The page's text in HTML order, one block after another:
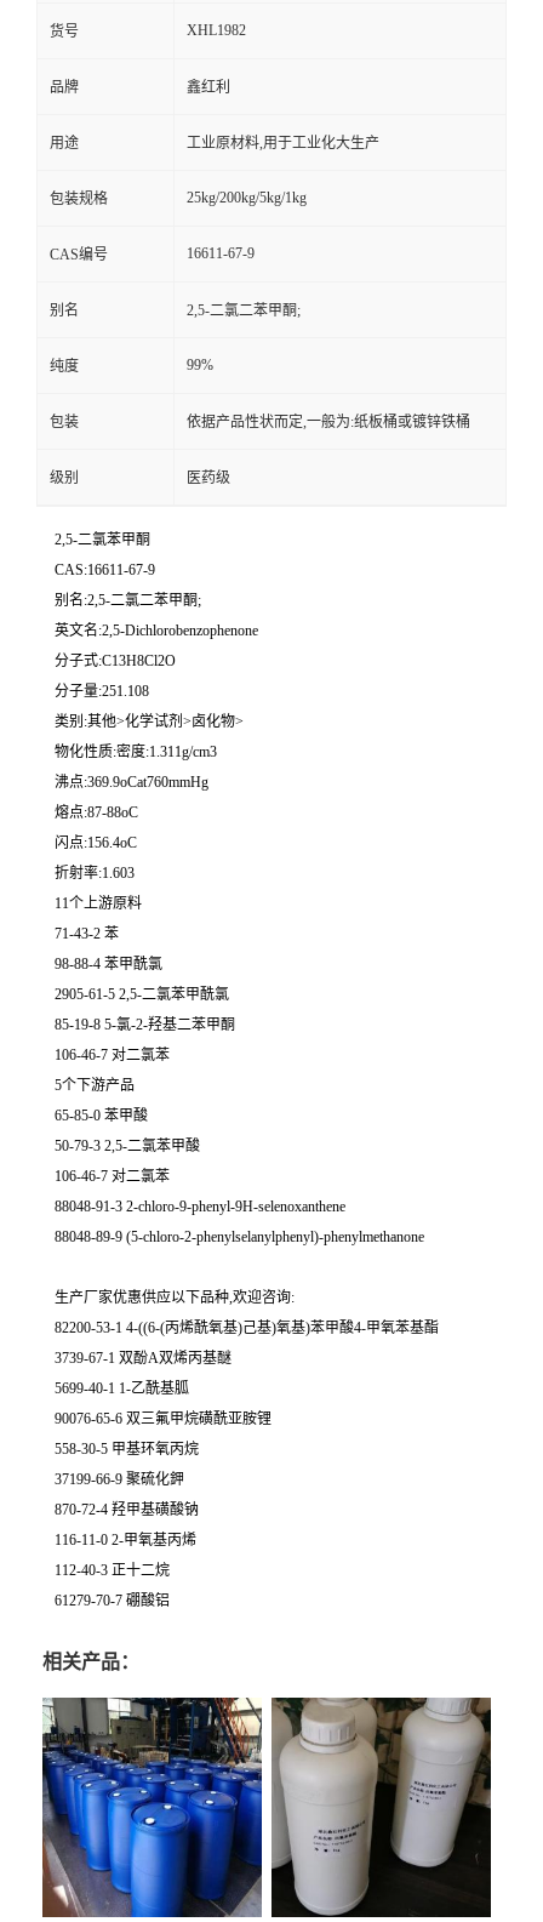
货号 XHL1982
品牌 鑫红利
用途 工业原材料,用于工业化大生产
包装规格 25kg/200kg/5kg/1kg
CAS编号 16611-67-9
别名 2,5-二氯二苯甲酮;
纯度 99%
包装 依据产品性状而定,一般为:纸板桶或镀锌铁桶
级别 医药级
2,5-二氯苯甲酮
CAS:16611-67-9
别名:2,5-二氯二苯甲酮;
英文名:2,5-Dichlorobenzophenone
分子式:C13H8Cl2O
分子量:251.108
类别:其他>化学试剂>卤化物>
物化性质:密度:1.311g/cm3
沸点:369.9oCat760mmHg
熔点:87-88oC
闪点:156.4oC
折射率:1.603
11个上游原料
71-43-2 苯
98-88-4 苯甲酰氯
2905-61-5 2,5-二氯苯甲酰氯
85-19-8 5-氯-2-羟基二苯甲酮
106-46-7 对二氯苯
5个下游产品
65-85-0 苯甲酸
50-79-3 2,5-二氯苯甲酸
106-46-7 对二氯苯
88048-91-3 2-chloro-9-phenyl-9H-selenoxanthene
88048-89-9 (5-chloro-2-phenylselanylphenyl)-phenylmethanone
生产厂家优惠供应以下品种,欢迎咨询:
82200-53-1 4-((6-(丙烯酰氧基)己基)氧基)苯甲酸4-甲氧苯基酯
3739-67-1 双酚A双烯丙基醚
5699-40-1 1-乙酰基胍
90076-65-6 双三氟甲烷磺酰亚胺锂
558-30-5 甲基环氧丙烷
37199-66-9 聚硫化鉀
870-72-4 羟甲基磺酸钠
116-11-0 2-甲氧基丙烯
112-40-3 正十二烷
61279-70-7 硼酸铝
相关产品：